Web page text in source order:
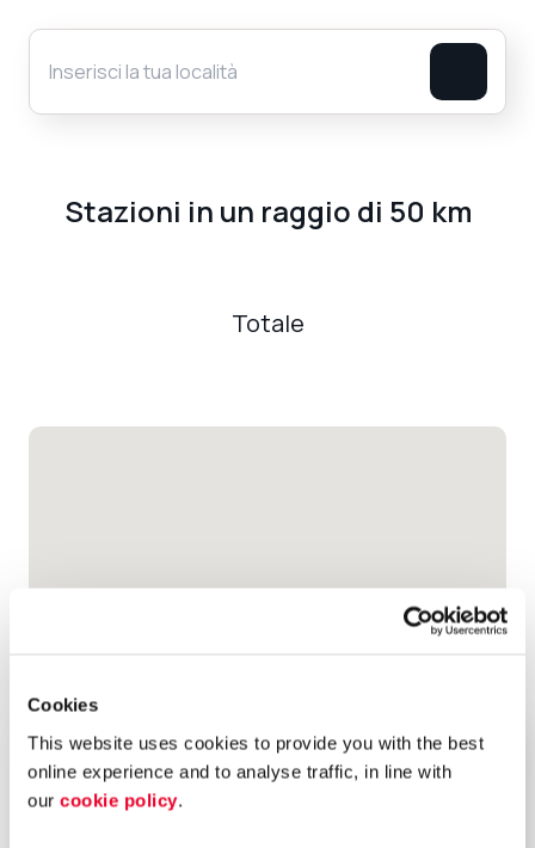
Cookies
This website uses cookies to provide you with the best
online experience and to analyse traffic, in line with
our cookie policy.
Stazioni in un raggio di 50 km
Totale